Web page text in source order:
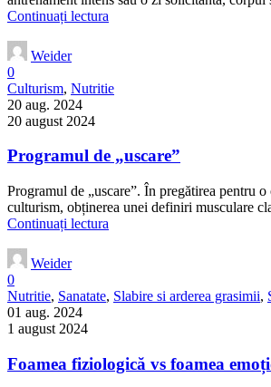
Continuați lectura
Weider
0
Culturism, Nutritie
20 aug. 2024
20 august 2024
Programul de „uscare”
Programul de „uscare”. În pregătirea pentru
culturism, obținerea unei definiri musculare
Continuați lectura
Weider
0
Nutritie, Sanatate, Slabire si arderea grasimii,
01 aug. 2024
1 august 2024
Foamea fiziologică vs foamea